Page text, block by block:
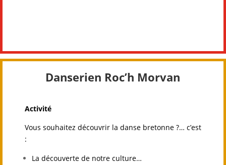
Danserien Roc’h Morvan
Activité
Vous souhaitez découvrir la danse bretonne ?… c’est
:
La découverte de notre culture…